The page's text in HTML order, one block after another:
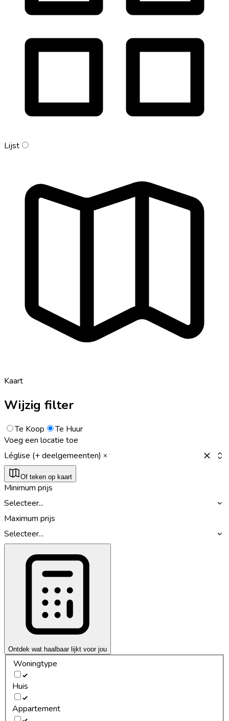
Lijst
Kaart
Wijzig filter
Te Koop
Te Huur
Voeg een locatie toe
Léglise (+ deelgemeenten)
Of teken op kaart
Minimum prijs
Selecteer...
Maximum prijs
Selecteer...
Ontdek wat haalbaar lijkt voor jou
Woningtype
Huis
Appartement